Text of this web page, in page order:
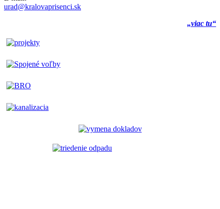
urad@kralovaprisenci.sk
„viac tu“